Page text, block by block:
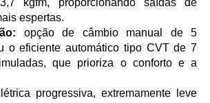
espertas.
opção de câmbio manual de 5
o eficiente automático tipo CVT de 7
que prioriza o conforto e a
progressiva, extremamente leve